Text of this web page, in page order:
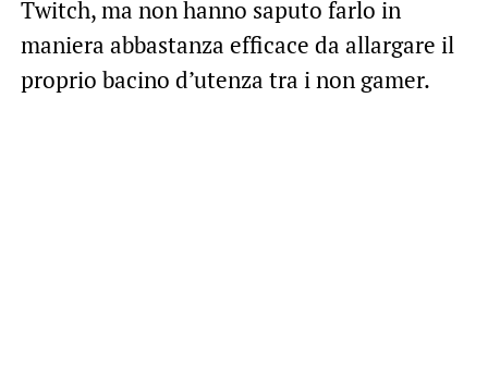
Twitch, ma non hanno saputo farlo in
maniera abbastanza efficace da allargare il
proprio bacino d’utenza tra i non gamer.